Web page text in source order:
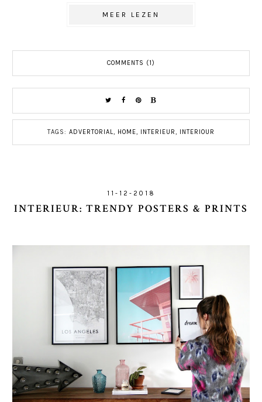
MEER LEZEN
COMMENTS (1)
TAGS: ADVERTORIAL, HOME, INTERIEUR, INTERIOUR
11-12-2018
INTERIEUR: TRENDY POSTERS & PRINTS